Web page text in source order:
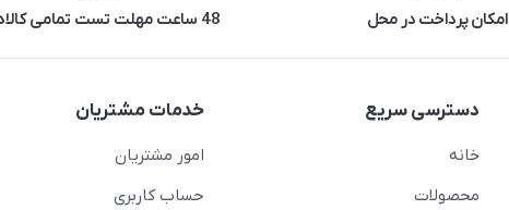
امکان پرداخت در محل 48 ساعت مهلت تست تمامی کالاها
دسترسی سریع
خانه
محصولات
خدمات مشتریان
امور مشتریان
حساب کاربری